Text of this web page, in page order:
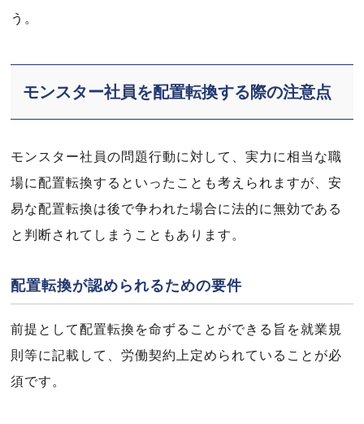
う。
モンスター社員を配置転換する際の注意点
モンスター社員の問題行動に対して、実力に相当な職
場に配置転換するといったことも考えられますが、安
易な配置転換は後で争われた場合に法的に無効である
と判断されてしまうこともあります。
配置転換が認められるための要件
前提として配置転換を命ずることができる旨を就業規
則等に記載して、労働契約上定められていることが必
須です。